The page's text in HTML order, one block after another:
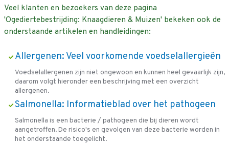
Veel klanten en bezoekers van deze pagina
'Ogediertebestrijding: Knaagdieren & Muizen' bekeken ook de
onderstaande artikelen en handleidingen:
Allergenen: Veel voorkomende voedselallergieën
Voedselallergenen zijn niet ongewoon en kunnen heel gevaarlijk zijn,
daarom volgt hieronder een beschrijving met een overzicht
allergenen.
Salmonella: Informatieblad over het pathogeen
Salmonella is een bacterie / pathogeen die bij dieren wordt
aangetroffen. De risico's en gevolgen van deze bacterie worden in
het onderstaande toegelicht.